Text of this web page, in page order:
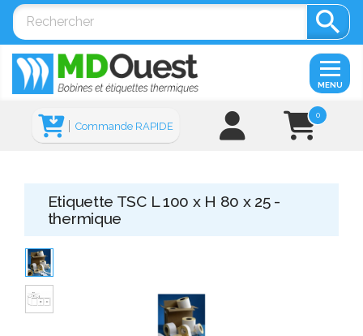

0
Commande RAPIDE
MENU
Etiquette TSC L 100 x H 80 x 25 -
thermique